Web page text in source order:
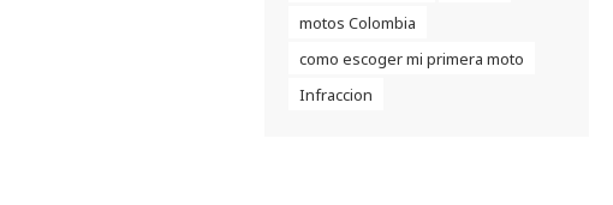
motos Colombia
como escoger mi primera moto
Infraccion